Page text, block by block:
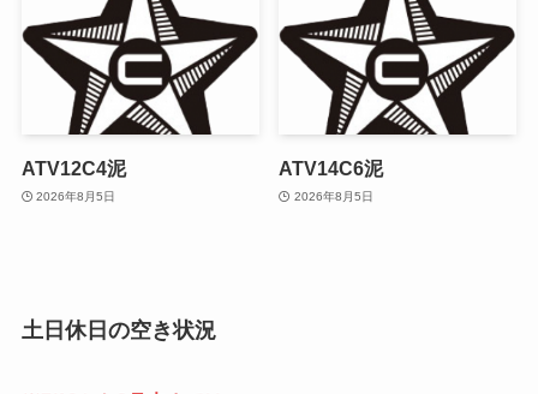
ATV12C4泥
2026年8月5日
ATV14C6泥
2026年8月5日
土日休日の空き状況